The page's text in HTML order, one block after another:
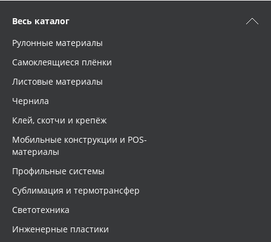
Весь каталог
Рулонные материалы
Самоклеящиеся плёнки
Листовые материалы
Чернила
Клей, скотчи и крепёж
Мобильные конструкции и POS-
материалы
Профильные системы
Сублимация и термотрансфер
Светотехника
Инженерные пластики